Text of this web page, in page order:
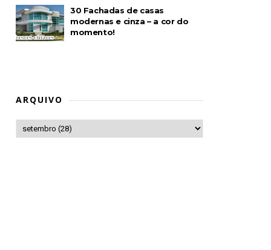
30 Fachadas de casas
modernas e cinza – a cor do
momento!
ARQUIVO